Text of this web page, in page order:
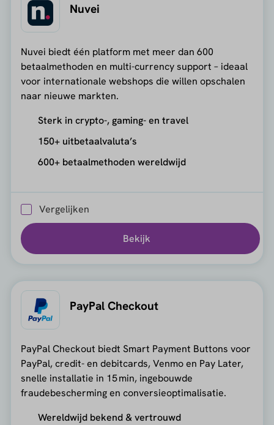
Nuvei
Nuvei biedt één platform met meer dan 600
betaalmethoden en multi-currency support – ideaal
voor internationale webshops die willen opschalen
naar nieuwe markten.
Sterk in crypto-, gaming- en travel
150+ uitbetaalvaluta’s
600+ betaalmethoden wereldwijd
Vergelijken
Bekijk
PayPal Checkout
PayPal Checkout biedt Smart Payment Buttons voor
PayPal, credit- en debitcards, Venmo en Pay Later,
snelle installatie in 15 min, ingebouwde
fraudebescherming en conversieoptimalisatie.
Wereldwijd bekend & vertrouwd